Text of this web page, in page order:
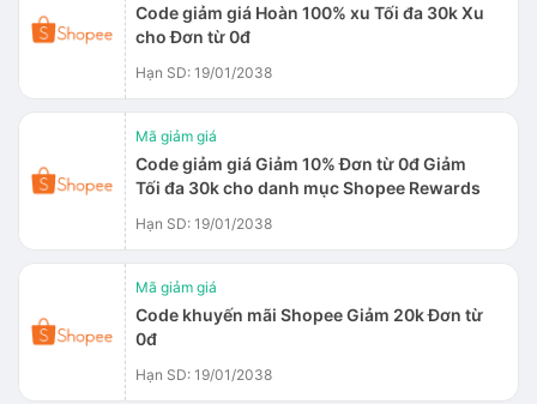
Code giảm giá Hoàn 100% xu Tối đa 30k Xu
cho Đơn từ 0đ
Hạn SD: 19/01/2038
Mã giảm giá
Code giảm giá Giảm 10% Đơn từ 0đ Giảm
Tối đa 30k cho danh mục Shopee Rewards
Hạn SD: 19/01/2038
Mã giảm giá
Code khuyến mãi Shopee Giảm 20k Đơn từ
0đ
Hạn SD: 19/01/2038